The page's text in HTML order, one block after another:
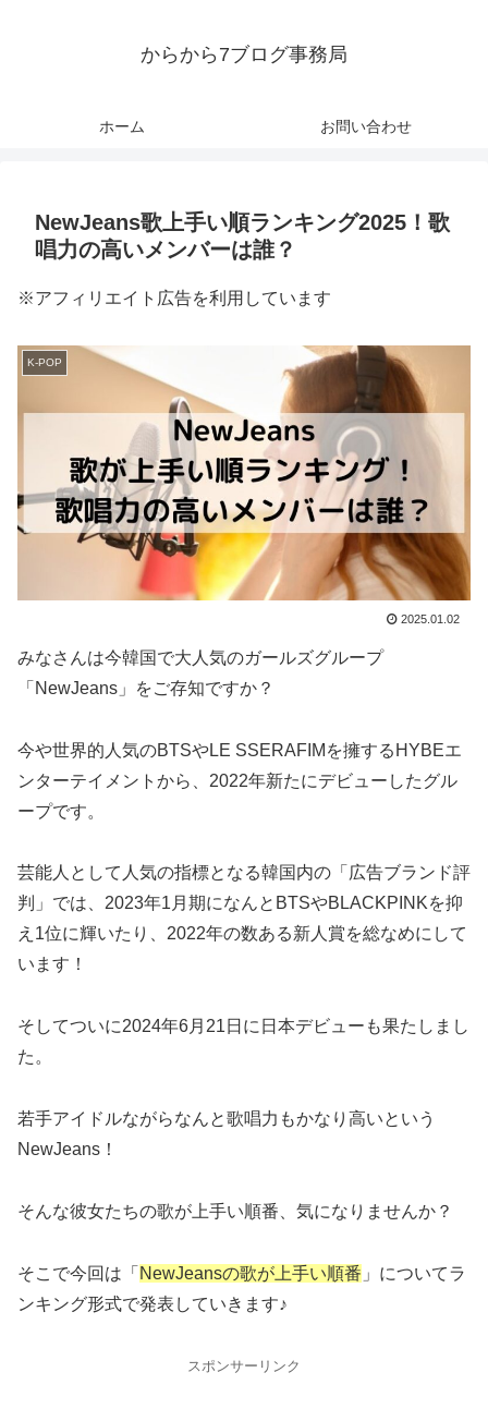
からから7ブログ事務局
ホーム お問い合わせ
NewJeans歌上手い順ランキング2025！歌
唱力の高いメンバーは誰？
※アフィリエイト広告を利用しています
K-POP
2025.01.02
みなさんは今韓国で大人気のガールズグループ
「NewJeans」をご存知ですか？
今や世界的人気のBTSやLE SSERAFIMを擁するHYBEエ
ンターテイメントから、2022年新たにデビューしたグル
ープです。
芸能人として人気の指標となる韓国内の「広告ブランド評
判」では、2023年1月期になんとBTSやBLACKPINKを抑
え1位に輝いたり、2022年の数ある新人賞を総なめにして
います！
そしてついに2024年6月21日に日本デビューも果たしまし
た。
若手アイドルながらなんと歌唱力もかなり高いという
NewJeans！
そんな彼女たちの歌が上手い順番、気になりませんか？
そこで今回は「 NewJeansの歌が上手い順番 」についてラ
ンキング形式で発表していきます♪
スポンサーリンク